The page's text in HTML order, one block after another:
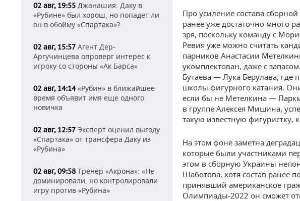
02 авг, 19:55 Джанашия: Даку в
«Рубине» был хорош, но попадет ли
он в обойму «Спартака»?
02 авг, 15:57 Агент Дер-
Аргучинцева опроверг интерес к
игроку со стороны «Ак Барса»
02 авг, 14:14«Рубин» в ближайшее
время объявит имя еще одного
новичка
02 авг, 12:57 Эксперт оценил выгоду
«Спартака» от трансфера Даку из
«Рубина»
02 авг, 09:58 Тренер «Акрона»: «Не
доминировали, но контролировали
игру против «Рубина»
Про усиление состава
ранее уже достаточно много
зря, поскольку команду с
Ревия уже можно считать
парников Анастасии
укомплектован, даже с
Бутаева — Лука Берулава, где
школы фигурного катания.
если бы не Метелкина —
в группе Алексея Мишина,
такую известную фигуристку,
На этом фоне заметна
которые были участниками
этом в сборную Украины
Шаботова, хотя состав ранее
принявший американское
Олимпиады-2022 он сможет